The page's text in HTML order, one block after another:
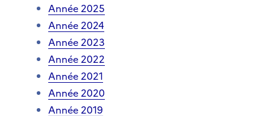
Année 2025
Année 2024
Année 2023
Année 2022
Année 2021
Année 2020
Année 2019